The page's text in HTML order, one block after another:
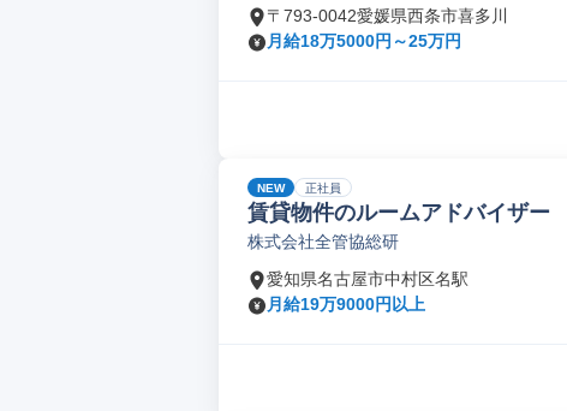
〒793-0042愛媛県西条市喜多川
月給18万5000円～25万円
NEW 正社員
賃貸物件のルームアドバイザー
株式会社全管協総研
愛知県名古屋市中村区名駅
月給19万9000円以上